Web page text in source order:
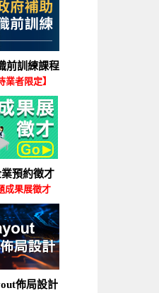
前訓練課程
業者限定】
預約徵才
成果展徵才
佈局設計